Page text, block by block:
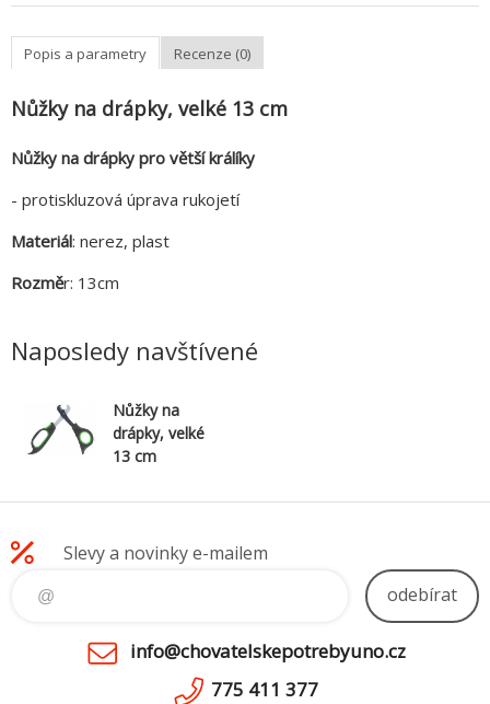
Popis a parametry Recenze (0)
Nůžky na drápky, velké 13 cm
Nůžky na drápky pro větší králíky
- protiskluzová úprava rukojetí
Materiál: nerez, plast
Rozměr: 13cm
Naposledy navštívené
Nůžky na
drápky, velké
13 cm
Slevy a novinky e-mailem
odebírat
info@chovatelskepotrebyuno.cz
775 411 377